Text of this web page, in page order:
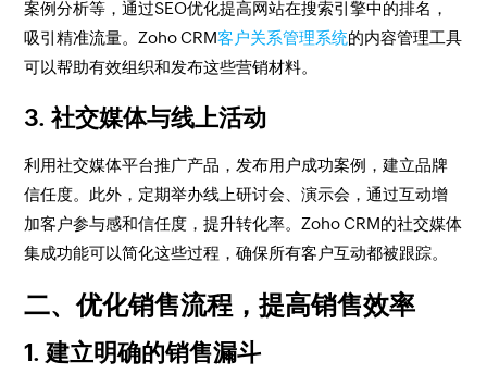
案例分析等，通过SEO优化提高网站在搜索引擎中的排名，
吸引精准流量。Zoho CRM客户关系管理系统的内容管理工具
可以帮助有效组织和发布这些营销材料。
3. 社交媒体与线上活动
利用社交媒体平台推广产品，发布用户成功案例，建立品牌
信任度。此外，定期举办线上研讨会、演示会，通过互动增
加客户参与感和信任度，提升转化率。Zoho CRM的社交媒体
集成功能可以简化这些过程，确保所有客户互动都被跟踪。
二、优化销售流程，提高销售效率
1. 建立明确的销售漏斗